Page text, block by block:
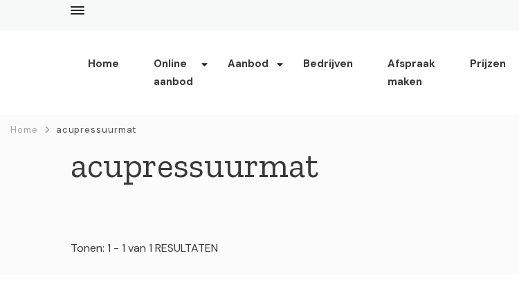
Home
Online
aanbod
Aanbod Bedrijven
Afspraak
maken
Prijzen
Home acupressuurmat
acupressuurmat
Tonen: 1 - 1 van 1 RESULTATEN